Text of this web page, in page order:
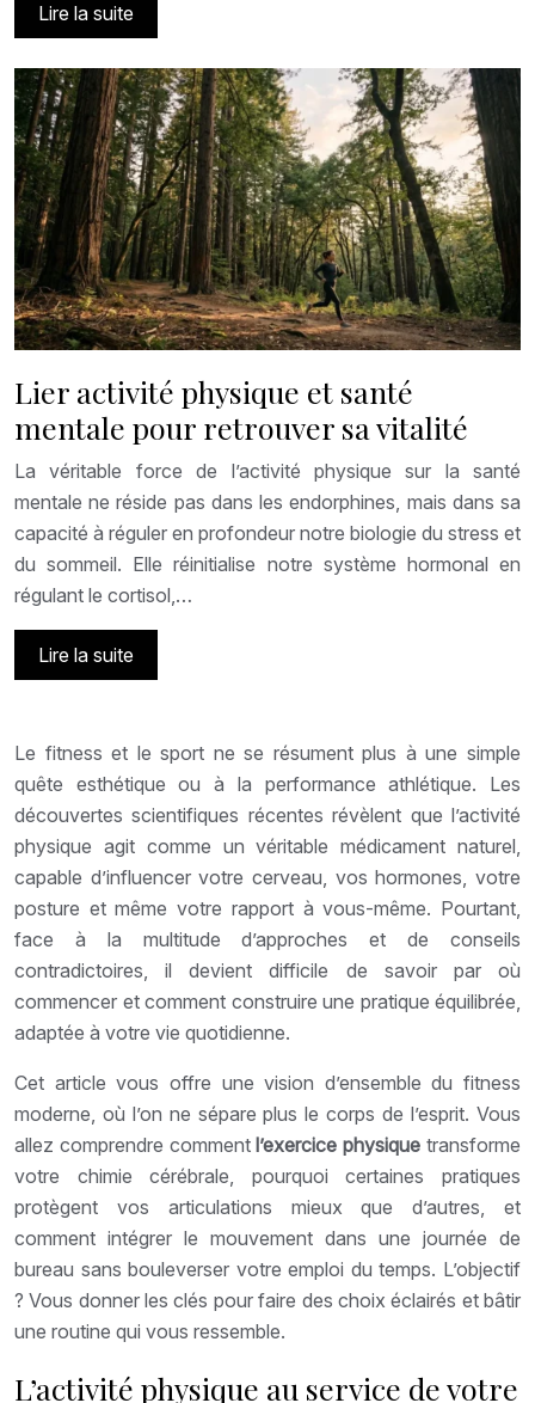
Lire la suite
Lier activité physique et santé
mentale pour retrouver sa vitalité
La véritable force de l’activité physique sur la santé
mentale ne réside pas dans les endorphines, mais dans sa
capacité à réguler en profondeur notre biologie du stress et
du sommeil. Elle réinitialise notre système hormonal en
régulant le cortisol,…
Lire la suite
Le fitness et le sport ne se résument plus à une simple
quête esthétique ou à la performance athlétique. Les
découvertes scientifiques récentes révèlent que l’activité
physique agit comme un véritable médicament naturel,
capable d’influencer votre cerveau, vos hormones, votre
posture et même votre rapport à vous-même. Pourtant,
face à la multitude d’approches et de conseils
contradictoires, il devient difficile de savoir par où
commencer et comment construire une pratique équilibrée,
adaptée à votre vie quotidienne.
Cet article vous offre une vision d’ensemble du fitness
moderne, où l’on ne sépare plus le corps de l’esprit. Vous
allez comprendre commentl’exercice physique transforme
votre chimie cérébrale, pourquoi certaines pratiques
protègent vos articulations mieux que d’autres, et
comment intégrer le mouvement dans une journée de
bureau sans bouleverser votre emploi du temps. L’objectif
? Vous donner les clés pour faire des choix éclairés et bâtir
une routine qui vous ressemble.
L’activité physique au service de votre